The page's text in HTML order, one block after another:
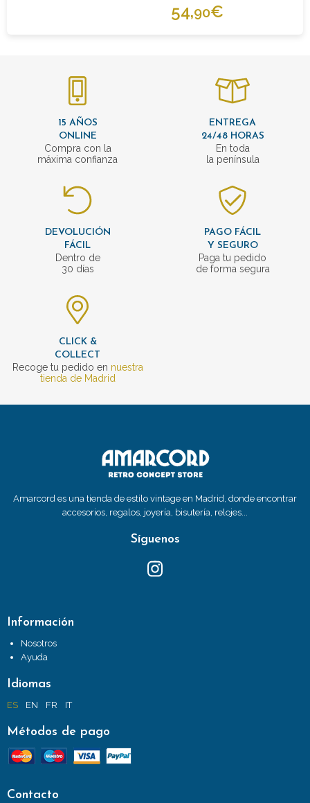
54,90€
15 AÑOS
ONLINE
Compra con la
máxima confianza
ENTREGA
24/48 HORAS
En toda
la península
DEVOLUCIÓN
FÁCIL
Dentro de
30 días
PAGO FÁCIL
Y SEGURO
Paga tu pedido
de forma segura
CLICK &
COLLECT
Recoge tu pedido en nuestra
tienda de Madrid
Amarcord es una tienda de estilo vintage en Madrid, donde encontrar
accesorios, regalos, joyería, bisutería, relojes...
Síguenos
Información
Nosotros
Ayuda
Idiomas
ES EN FR IT
Métodos de pago
Contacto